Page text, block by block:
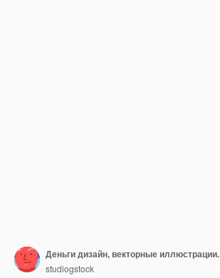
Деньги дизайн, векторные иллюстрации.
studiogstock